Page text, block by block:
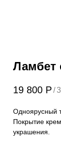
Ламбет
19 800 Р/
Одноярусный
Покрытие
украшения.